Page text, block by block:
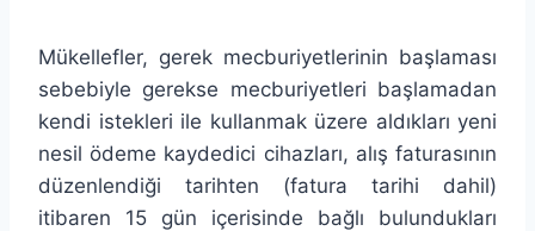
Mükellefler, gerek mecburiyetlerinin başlaması
sebebiyle gerekse mecburiyetleri başlamadan
kendi istekleri ile kullanmak üzere aldıkları yeni
nesil ödeme kaydedici cihazları, alış faturasının
düzenlendiği tarihten (fatura tarihi dahil)
itibaren 15 gün içerisinde bağlı bulundukları